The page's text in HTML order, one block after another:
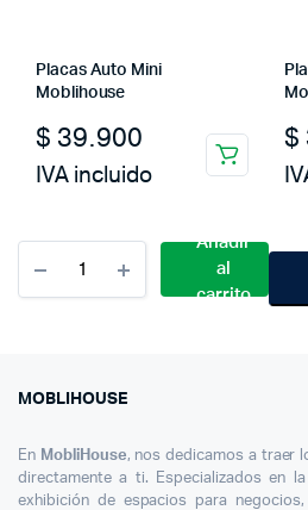
Placas Auto Mini
Moblihouse
$ 39.900
IVA incluido
$
Placa
Pequeña
Añadir
al
carrito
MOBLIHOUSE
En MobliHouse, nos dedicamos a traer
directamente a ti. Especializados en
exhibición de espacios para